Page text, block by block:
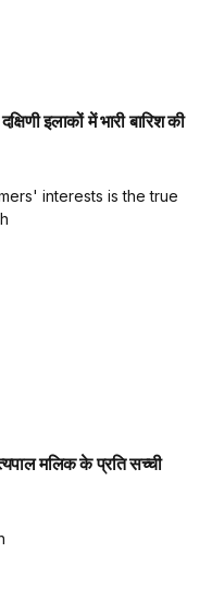
इलाकों में भारी बारिश की
मलिक के प्रति सच्ची